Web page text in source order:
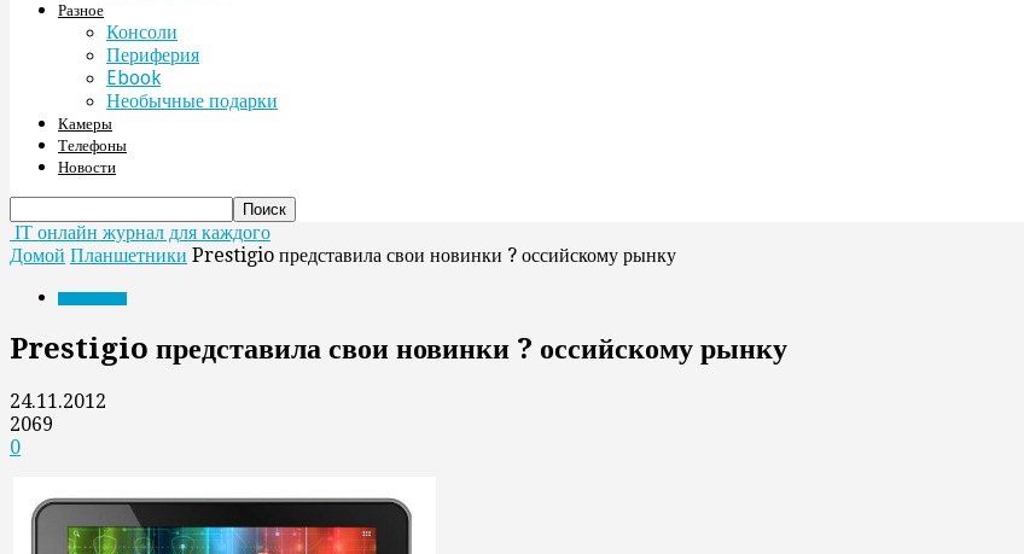
Разное
Консоли
Периферия
Ebook
Необычные подарки
Камеры
Телефоны
Новости
IT онлайн журнал для каждого
Домой Планшетники Prestigio представила свои новинки ? оссийскому рынку
Prestigio представила свои новинки ? оссийскому рынку
24.11.2012
2069
0